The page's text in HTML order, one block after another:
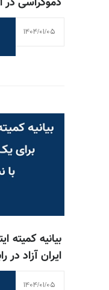
1404/01/05
بیانیه کمیته
ایران آزاد در
1404/01/05